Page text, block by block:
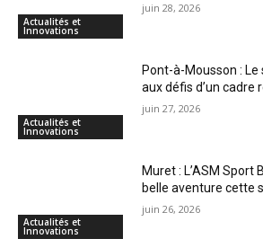
Actualités et
Innovations
juin 28, 2026
Actualités et
Innovations
Pont-à-Mousson :
aux défis d’un cadre
juin 27, 2026
Actualités et
Innovations
Muret : L’ASM Sport
belle aventure cette
juin 26, 2026